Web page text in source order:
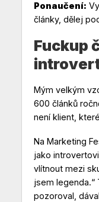
Ponaučení:
články, dělej
Fuckup
Mým velkým
600 článků
není klient,
Na Marketing
jako
vlítnout mezi
jsem legenda.“
pozoroval,